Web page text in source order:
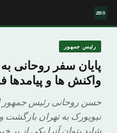
رئیس جمهور
پایان سفر روحانی
واکنش ها و پیامدها
حسن روحانی رئیس جمهور
نیویورک به تهران بازگشت